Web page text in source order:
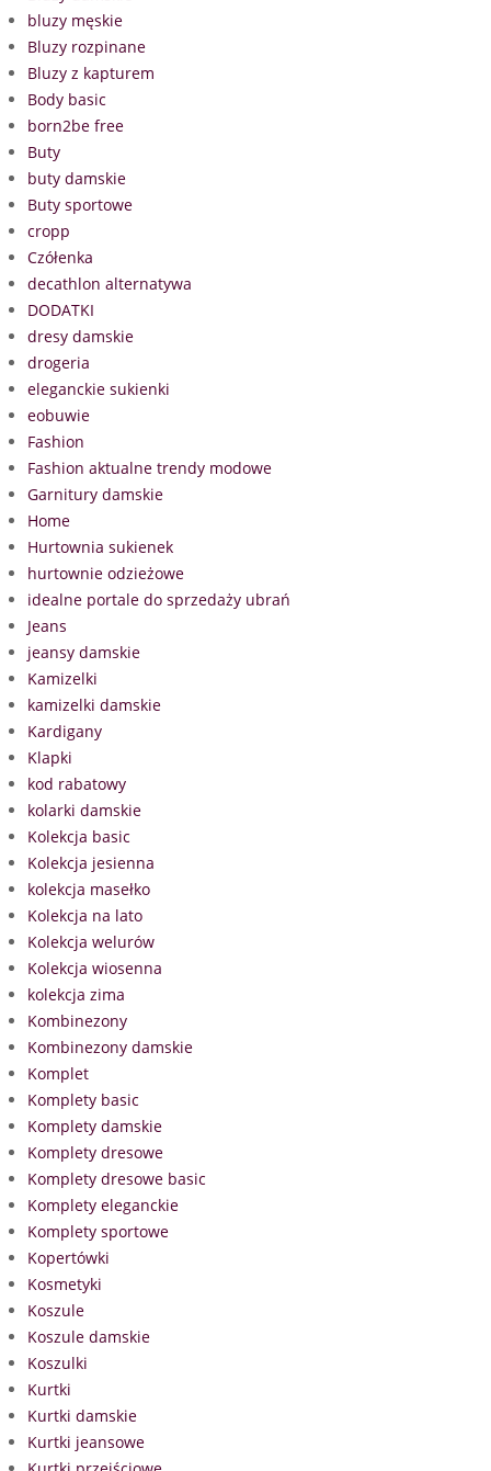
bluzy męskie
Bluzy rozpinane
Bluzy z kapturem
Body basic
born2be free
Buty
buty damskie
Buty sportowe
cropp
Czółenka
decathlon alternatywa
DODATKI
dresy damskie
drogeria
eleganckie sukienki
eobuwie
Fashion
Fashion aktualne trendy modowe
Garnitury damskie
Home
Hurtownia sukienek
hurtownie odzieżowe
idealne portale do sprzedaży ubrań
Jeans
jeansy damskie
Kamizelki
kamizelki damskie
Kardigany
Klapki
kod rabatowy
kolarki damskie
Kolekcja basic
Kolekcja jesienna
kolekcja masełko
Kolekcja na lato
Kolekcja welurów
Kolekcja wiosenna
kolekcja zima
Kombinezony
Kombinezony damskie
Komplet
Komplety basic
Komplety damskie
Komplety dresowe
Komplety dresowe basic
Komplety eleganckie
Komplety sportowe
Kopertówki
Kosmetyki
Koszule
Koszule damskie
Koszulki
Kurtki
Kurtki damskie
Kurtki jeansowe